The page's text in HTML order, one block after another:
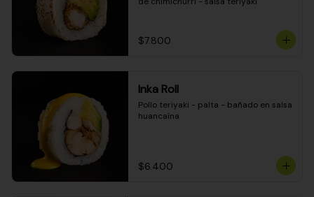
$7.800
Inka Roll
Pollo teriyaki - palta - bañado en salsa
huancaína
$6.400